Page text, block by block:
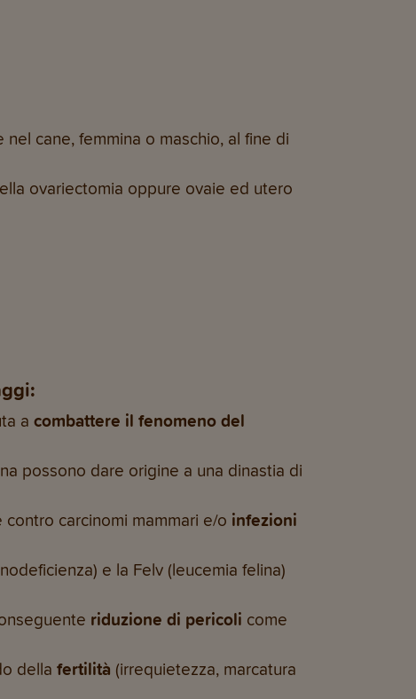
cane, femmina o maschio, al fine di
ovariectomia oppure ovaie ed utero
a combattere il fenomeno del
possono dare origine a una dinastia di
carcinomi mammari e/o infezioni
e la Felv (leucemia felina)
riduzione di pericoli come
della fertilità (irrequietezza, marcatura